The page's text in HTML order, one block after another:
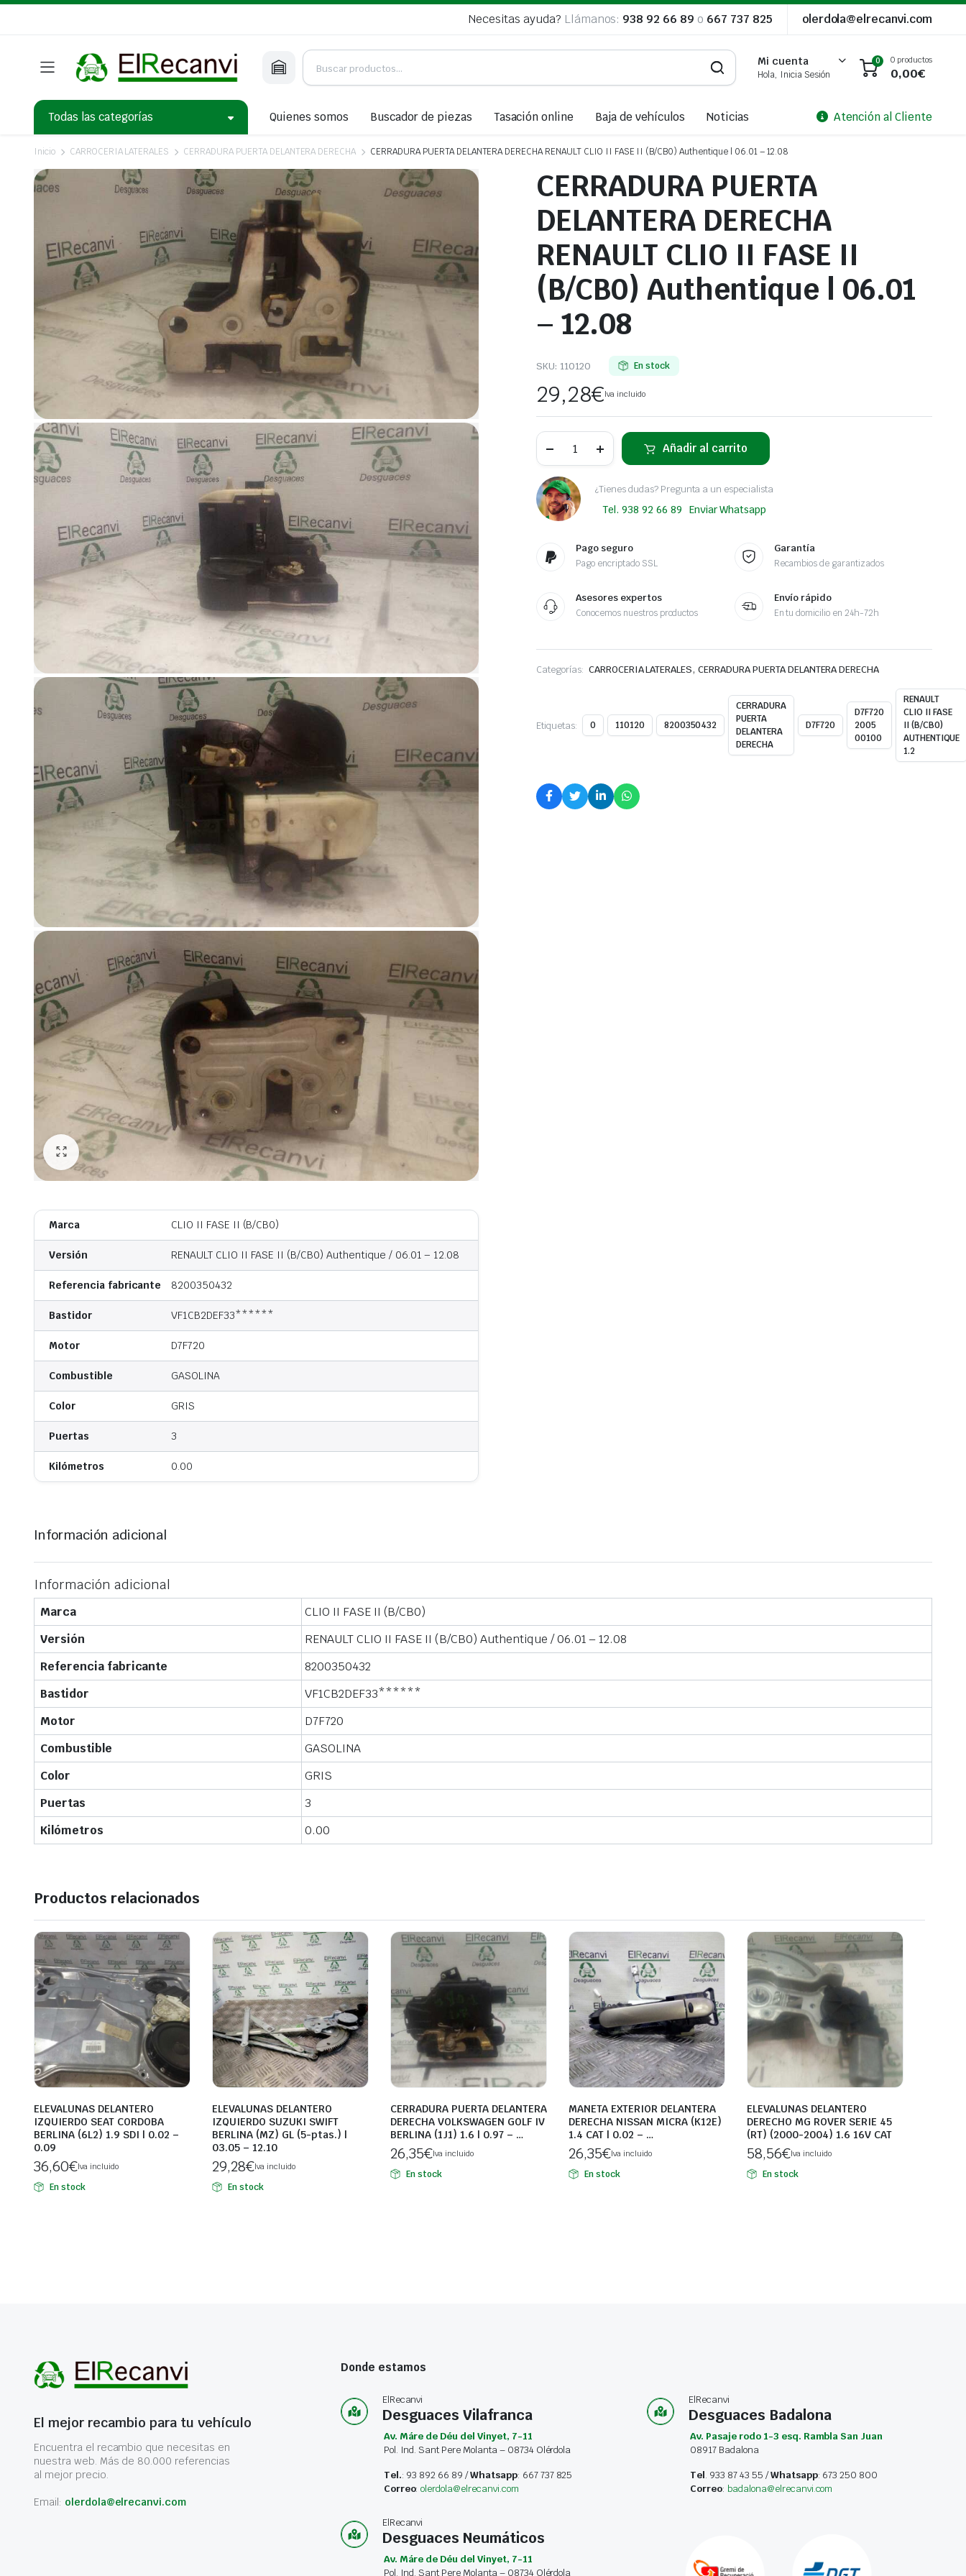
Necesitas ayuda? Llámanos: 938 92 66 89 o 667 737 825 olerdola@elrecanvi.com
Mi cuenta
Hola, Inicia Sesión
0 0 productos
0,00€
Todas las categorías Quienes somos Buscador de piezas Tasación online Baja de vehículos Noticias Atención al Cliente
Inicio CARROCERIA LATERALES CERRADURA PUERTA DELANTERA DERECHA CERRADURA PUERTA DELANTERA DERECHA RENAULT CLIO II FASE II (B/CB0) Authentique | 06.01 – 12.08
Marca CLIO II FASE II (B/CB0)
Versión RENAULT CLIO II FASE II (B/CB0) Authentique / 06.01 – 12.08
Referencia fabricante 8200350432
Bastidor VF1CB2DEF33******
Motor D7F720
Combustible GASOLINA
Color GRIS
Puertas 3
Kilómetros 0.00
CERRADURA PUERTA
DELANTERA DERECHA
RENAULT CLIO II FASE II
(B/CB0) Authentique | 06.01
– 12.08
SKU: 110120 En stock
29,28€Iva incluido
CERRADURA
PUERTA
DELANTERA
DERECHA
RENAULT
CLIO
II
FASE
(B/CB0)
Authentique
12.08
Añadir al carrito
¿Tienes dudas? Pregunta a un especialista
Tel. 938 92 66 89 Enviar Whatsapp
Pago seguro
Pago encriptado SSL
Garantía
Recambios de garantizados
Asesores expertos
Conocemos nuestros productos
Envío rápido
En tu domicilio en 24h-72h
Categorías: CARROCERIA LATERALES, CERRADURA PUERTA DELANTERA DERECHA
Etiquetas: 0 110120 8200350432
CERRADURA
PUERTA
DELANTERA
DERECHA
D7F720
D7F720
2005
00100
RENAULT
CLIO II FASE
II (B/CB0)
AUTHENTIQUE
1.2
Información adicional
Información adicional
Marca
CLIO II FASE II (B/CB0)
Versión
RENAULT CLIO II FASE II (B/CB0) Authentique / 06.01 – 12.08
Referencia fabricante
8200350432
Bastidor
VF1CB2DEF33******
Motor
D7F720
Combustible
GASOLINA
Color
GRIS
Puertas
3
Kilómetros
0.00
Productos relacionados
ELEVALUNAS DELANTERO
IZQUIERDO SEAT CORDOBA
BERLINA (6L2) 1.9 SDI | 0.02 –
0.09
36,60€Iva incluido
En stock
ELEVALUNAS DELANTERO
IZQUIERDO SUZUKI SWIFT
BERLINA (MZ) GL (5-ptas.) |
03.05 – 12.10
29,28€Iva incluido
En stock
CERRADURA PUERTA DELANTERA
DERECHA VOLKSWAGEN GOLF IV
BERLINA (1J1) 1.6 | 0.97 – …
26,35€Iva incluido
En stock
MANETA EXTERIOR DELANTERA
DERECHA NISSAN MICRA (K12E)
1.4 CAT | 0.02 – …
26,35€Iva incluido
En stock
ELEVALUNAS DELANTERO
DERECHO MG ROVER SERIE 45
(RT) (2000-2004) 1.6 16V CAT
58,56€Iva incluido
En stock
El mejor recambio para tu vehículo
Encuentra el recambio que necesitas en
nuestra web. Más de 80.000 referencias
al mejor precio.
Email: olerdola@elrecanvi.com
Donde estamos
ElRecanvi
Desguaces Vilafranca
Av. Máre de Déu del Vinyet, 7-11
Pol. Ind. Sant Pere Molanta – 08734 Olérdola
Tel.: 93 892 66 89 /Whatsapp: 667 737 825
Correo:olerdola@elrecanvi.com
ElRecanvi
Desguaces Neumáticos
Av. Máre de Déu del Vinyet, 7-11
Pol. Ind. Sant Pere Molanta – 08734 Olérdola
ElRecanvi
Desguaces Badalona
Av. Pasaje rodo 1-3 esq. Rambla San Juan
08917 Badalona
Tel. 933 87 43 55 /Whatsapp: 673 250 800
Correo: badalona@elrecanvi.com